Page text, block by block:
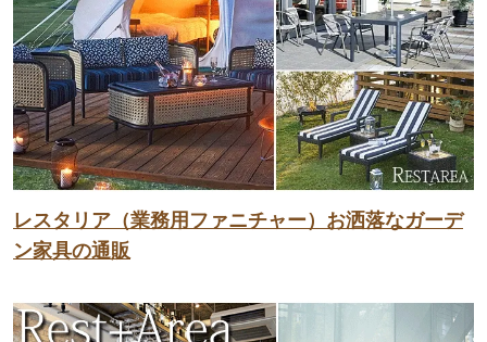
レスタリア（業務用ファニチャー）お洒落なガーデ
ン家具の通販